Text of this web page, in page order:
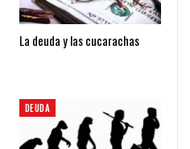
La deuda y las cucarachas
DEUDA